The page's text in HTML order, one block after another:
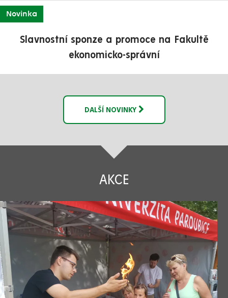
Novinka
Slavnostní sponze a promoce na Fakultě
ekonomicko-správní
DALŠÍ NOVINKY
AKCE